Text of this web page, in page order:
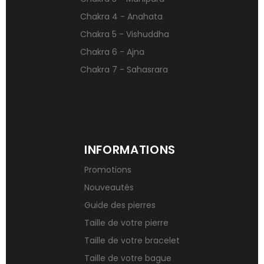
Signification des pierres de naissance
Chakra 4 - Anahata
Chakra 5 - Vishuddha
Chakra 6 - Ajna
Chakra 7 - Sahasrara
INFORMATIONS
Promotions
Nouveautés
Guide des pierres
Taille de votre pierre
Taille de votre bracelet
Taille de votre bague